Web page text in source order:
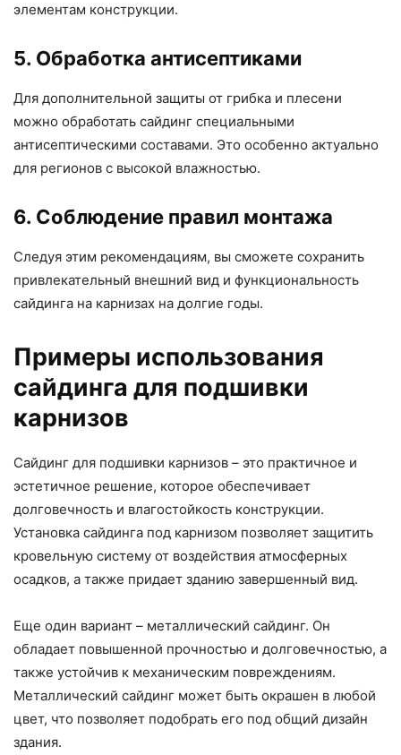
элементам конструкции.
5. Обработка антисептиками
Для дополнительной защиты от грибка и плесени
можно обработать сайдинг специальными
антисептическими составами. Это особенно актуально
для регионов с высокой влажностью.
6. Соблюдение правил монтажа
Следуя этим рекомендациям, вы сможете сохранить
привлекательный внешний вид и функциональность
сайдинга на карнизах на долгие годы.
Примеры использования
сайдинга для подшивки
карнизов
Сайдинг для подшивки карнизов – это практичное и
эстетичное решение, которое обеспечивает
долговечность и влагостойкость конструкции.
Установка сайдинга под карнизом позволяет защитить
кровельную систему от воздействия атмосферных
осадков, а также придает зданию завершенный вид.
Еще один вариант – металлический сайдинг. Он
обладает повышенной прочностью и долговечностью, а
также устойчив к механическим повреждениям.
Металлический сайдинг может быть окрашен в любой
цвет, что позволяет подобрать его под общий дизайн
здания.